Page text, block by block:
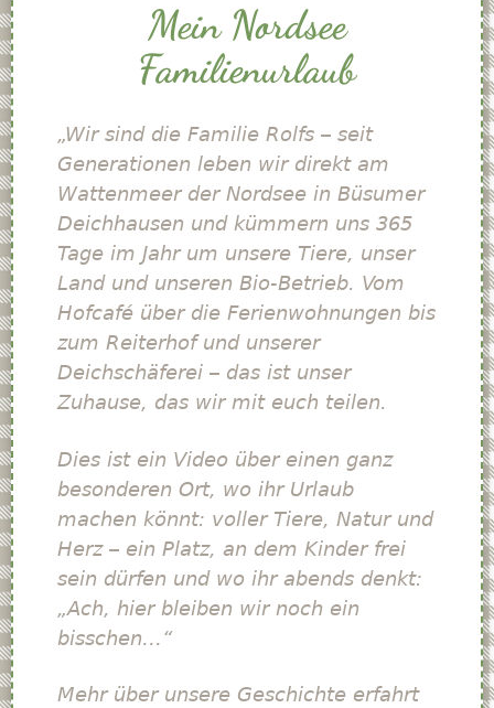
Mein Nordsee
Familienurlaub
„Wir sind die Familie Rolfs – seit
Generationen leben wir direkt am
Wattenmeer der Nordsee in Büsumer
Deichhausen und kümmern uns 365
Tage im Jahr um unsere Tiere, unser
Land und unseren Bio-Betrieb. Vom
Hofcafé über die Ferienwohnungen bis
zum Reiterhof und unserer
Deichschäferei – das ist unser
Zuhause, das wir mit euch teilen.
Dies ist ein Video über einen ganz
besonderen Ort, wo ihr Urlaub
machen könnt: voller Tiere, Natur und
Herz – ein Platz, an dem Kinder frei
sein dürfen und wo ihr abends denkt:
„Ach, hier bleiben wir noch ein
bisschen…“
Mehr über unsere Geschichte erfahrt